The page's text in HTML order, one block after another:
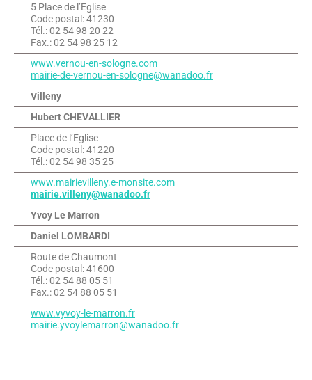
5 Place de l’Eglise
Code postal: 41230
Tél.: 02 54 98 20 22
Fax.: 02 54 98 25 12
www.vernou-en-sologne.com
mairie-de-vernou-en-sologne@wanadoo.fr
Villeny
Hubert CHEVALLIER
Place de l’Eglise
Code postal: 41220
Tél.: 02 54 98 35 25
www.mairievilleny.e-monsite.com
mairie.villeny@wanadoo.fr
Yvoy Le Marron
Daniel LOMBARDI
Route de Chaumont
Code postal: 41600
Tél.: 02 54 88 05 51
Fax.: 02 54 88 05 51
www.vyvoy-le-marron.fr
mairie.yvoylemarron@wanadoo.fr